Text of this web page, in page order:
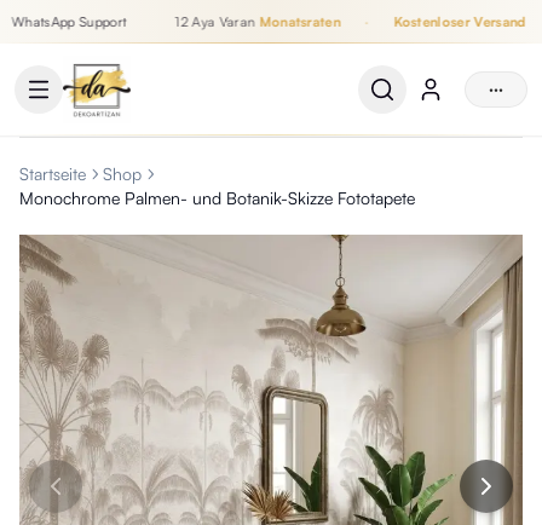
WhatsApp Support 12 Aya Varan Monatsraten Kostenloser Versand
···
Startseite
Shop
Monochrome Palmen- und Botanik-Skizze Fototapete